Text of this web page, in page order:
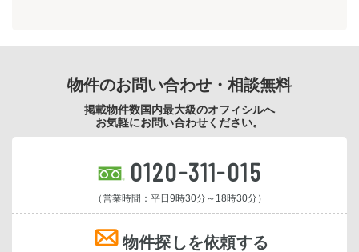
物件のお問い合わせ・相談無料
掲載物件数国内最大級のオフィシルへ
お気軽にお問い合わせください。
0120-311-015
（営業時間：平日9時30分～18時30分）
物件探しを依頼する